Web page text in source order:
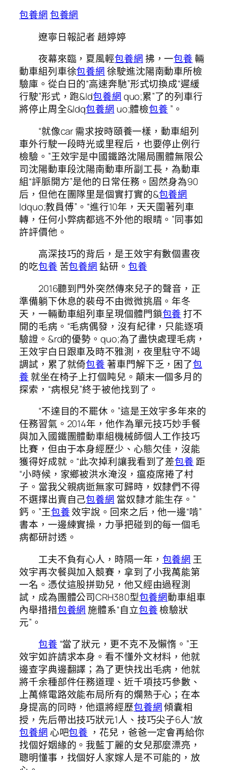
包養網包養網
遼寧日報記者 趙婷婷
夜幕來臨，夏風輕包養網拂，一包養輛
動車組列車徐包養網徐駛進沈陽南動車所檢
驗庫。從白日的“高速奔馳”形式切換成“遲緩
行駛”形式，跑&ld包養網quo;累”了的列車行
將停止周全&ldq包養網 uo;體檢包養 ”。
“就像car 需求按時頤養一樣，動車組列
車外行駛一段時光或里程后，也要停止例行
檢驗。”王效宇是中國鐵路沈陽局團體無限公
司沈陽動車段沈陽南動車所副工長，為動車
組“評脈開方”是他的日常任務。固然身為90
后，但他在團隊里是個實打實的&包養網
ldquo;教員傅”。“進行10年，天天圍著列車
轉，任何小弊病都逃不外他的眼睛。”同事如
許評價他。
高深技巧的背后，是王效宇有數個晝夜
的吃包養 苦包養網鉆研。 包養
2016聽到門外突然傳來兒子的聲音，正
準備躺下休息的裴母不由微微挑眉。年冬
天，一輛動車組列車呈現個體門鎖包養打不
開的毛病。“毛病偶發，沒有紀律，只能逐項
驗證。&rd的優勢。quo;為了盡快處理毛病，
王效宇白日跟車及時不雅測，夜里駐守不竭
調試，累了就倚包養 著車門解下乏，困了包
養 就坐在椅子上打個盹兒。顛末一個多月的
探索，“病根兒”終于被他找到了。
“不達目的不罷休。”這是王效宇多年來的
任務習氣。2014年，他作為單元技巧妙手餐
與加入國鐵團體動車組機械師個人工作技巧
比賽，但由于本身經歷少、心態欠佳，沒能
獲得好成就。“此次掉利讓我看到了差包養距
“小時候，家鄉被洪水淹沒，瘟疫席捲了村
子。當我父親病逝無家可歸時，奴隸們不得
不選擇出賣自己包養網 當奴隸才能生存。”
鈣。”王包養效宇說。回來之后，他一邊“啃”
書本，一邊練實操，力爭把碰到的每一個毛
病都研討透。
工夫不負有心人，時隔一年， 包養網 王
效宇再次餐與加入競賽，拿到了小我萬能第
一名。憑仗這股拼勁兒，他又經由過程測
試，成為團體公司CRH380型包養網動車組車
內舉措措包養網施體系“自立包養檢驗狀
元”。
包養 “當了狀元，更不克不及懶惰。”王
效宇如許請求本身。看不懂外文材料，他就
邊查字典邊翻譯；為了更快找出毛病，他就
將千余種部件任務道理、近千項技巧參數、
上萬條電路效能布局所有的爛熟于心；在本
身提高的同時，他還將經歷包養網傾囊相
授，先后帶出技巧狀元1人、技巧尖子6人“放
包養網 心吧包養 ，花兒，爸爸一定會再給你
找個好姻緣的。我藍丁麗的女兒那麼漂亮，
聰明懂事，找個好人家嫁人是不可能的，放